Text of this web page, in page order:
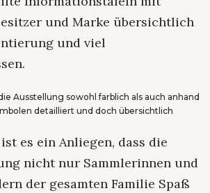
und Marke übersichtlich
und viel
Ausstellung sowohl farblich als auch anhand
detailliert und doch übersichtlich
es ein Anliegen, dass die
nicht nur Sammlerinnen und
der gesamten Familie Spaß